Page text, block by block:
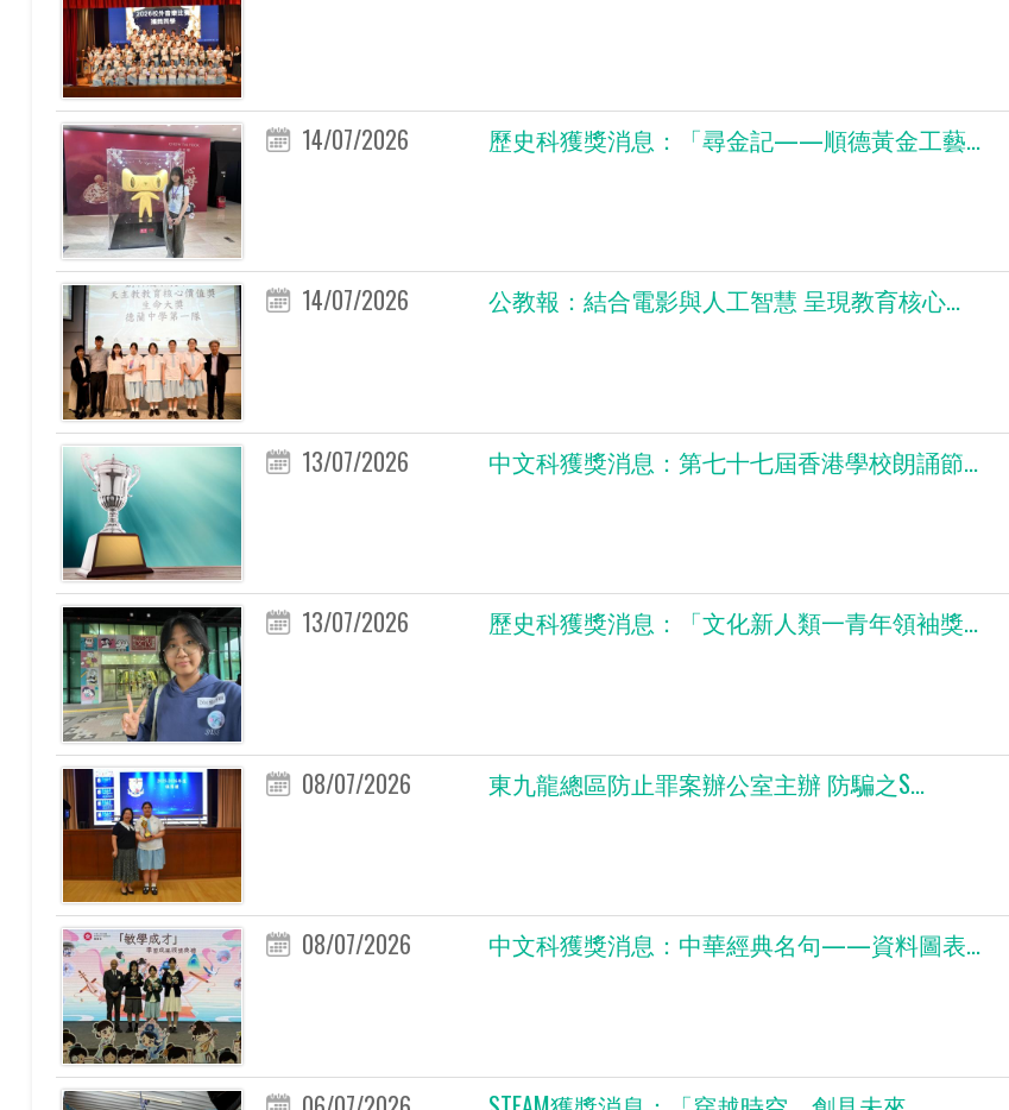
14/07/2026 歷史科獲獎消息：「尋金記——順德黃金工藝...
14/07/2026 公教報：結合電影與人工智慧 呈現教育核心...
13/07/2026 中文科獲獎消息：第七十七屆香港學校朗誦節...
13/07/2026 歷史科獲獎消息：「文化新人類一青年領袖獎...
08/07/2026 東九龍總區防止罪案辦公室主辦 防騙之S...
08/07/2026 中文科獲獎消息：中華經典名句——資料圖表...